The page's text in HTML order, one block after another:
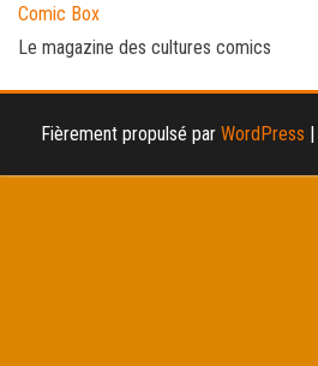
Comic Box
Le magazine des cultures comics
Fièrement propulsé par WordPress |